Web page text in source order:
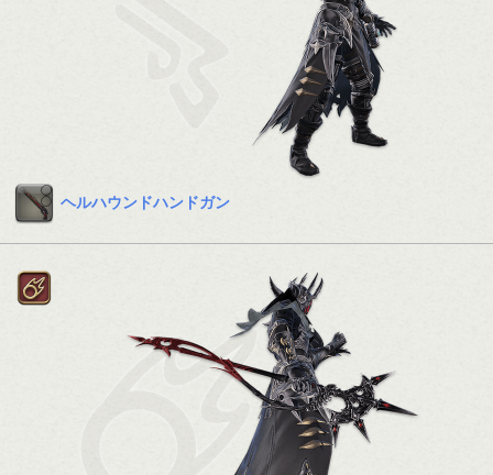
ヘルハウンドハンドガン